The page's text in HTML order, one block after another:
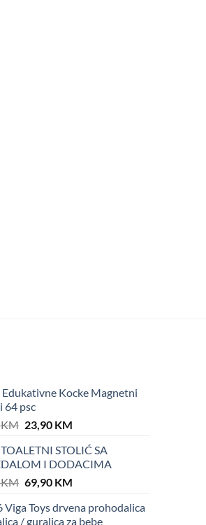
Edukativne Kocke Magnetni
64 psc
KM Original
was:
29,90 KM.
23,90 KMCurrent
is:
23,90 KM.
STOLIĆ SA
I DODACIMA
KM Original
was:
69,90 KMCurrent
is:
Viga Toys drvena prohodalica
/ guralica za bebe